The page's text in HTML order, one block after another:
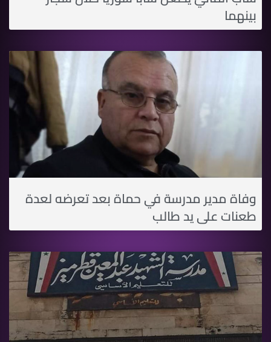
بينهما
وفاة مدير مدرسة في حماة بعد تعرضه لعدة
طعنات على يد طالب